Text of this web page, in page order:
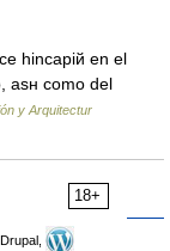
hincapiй en el
asн como del
y Arquitectur
18+
Drupal,